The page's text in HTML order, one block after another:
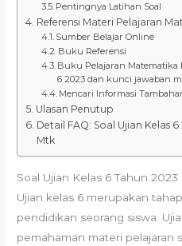
Pentingnya Latihan Soal
Referensi Materi Pelajaran
Sumber Belajar Online
Buku Referensi
Buku Pelajaran Matematika
6 2023 dan kunci jawaban
Mencari Informasi
Ulasan Penutup
Detail FAQ: Soal Ujian Kelas
Mtk
Soal Ujian Kelas 6 Tahun 2023
Ujian kelas 6 merupakan
pendidikan seorang siswa.
pemahaman materi pelajaran